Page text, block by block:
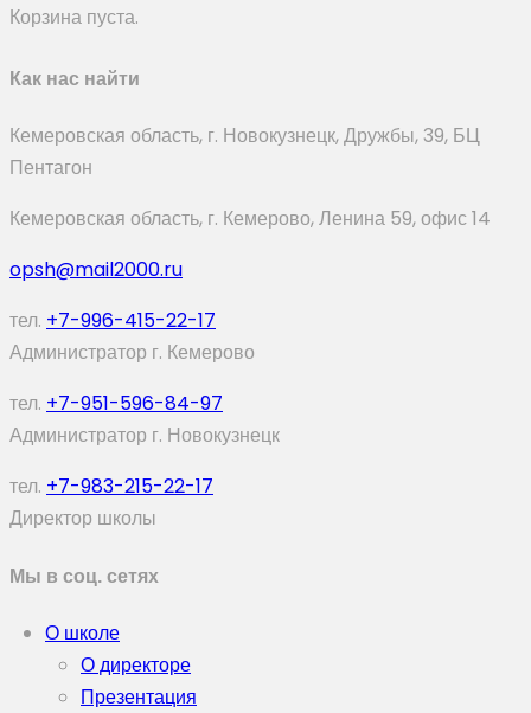
Корзина пуста.
Как нас найти
Кемеровская область, г. Новокузнецк, Дружбы, 39, БЦ
Пентагон
Кемеровская область, г. Кемерово, Ленина 59, офис 14
opsh@mail2000.ru
тел. +7-996-415-22-17
Администратор г. Кемерово
тел. +7-951-596-84-97
Администратор г. Новокузнецк
тел. +7-983-215-22-17
Директор школы
Мы в соц. сетях
О школе
О директоре
Презентация